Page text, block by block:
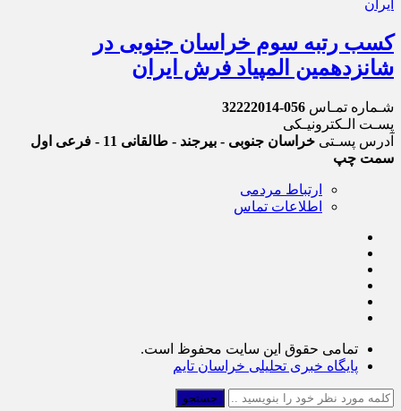
کسب رتبه سوم خراسان جنوبی در
شانزدهمین المپیاد فرش ایران
شـماره تمـاس 056-32222014
پسـت الـکترونیـکی
آدرس پسـتی
خراسان جنوبی - بیرجند - طالقانی 11 - فرعی اول
سمت چپ
ارتباط مردمی
اطلاعات تماس
تمامی حقوق این سایت محفوظ است.
پایگاه خبری تحلیلی خراسان تایم
جستجو